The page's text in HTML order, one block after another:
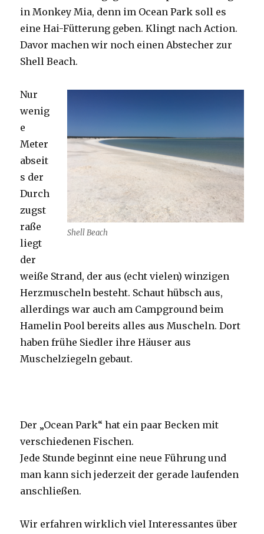
in Monkey Mia, denn im Ocean Park soll es
eine Hai-Fütterung geben. Klingt nach Action.
Davor machen wir noch einen Abstecher zur
Shell Beach.
Shell Beach
Nur
wenig
e
Meter
abseit
s der
Durch
zugst
raße
liegt
der
weiße Strand, der aus (echt vielen) winzigen
Herzmuscheln besteht. Schaut hübsch aus,
allerdings war auch am Campground beim
Hamelin Pool bereits alles aus Muscheln. Dort
haben frühe Siedler ihre Häuser aus
Muschelziegeln gebaut.
Der „Ocean Park“ hat ein paar Becken mit
verschiedenen Fischen.
Jede Stunde beginnt eine neue Führung und
man kann sich jederzeit der gerade laufenden
anschließen.
Wir erfahren wirklich viel Interessantes über